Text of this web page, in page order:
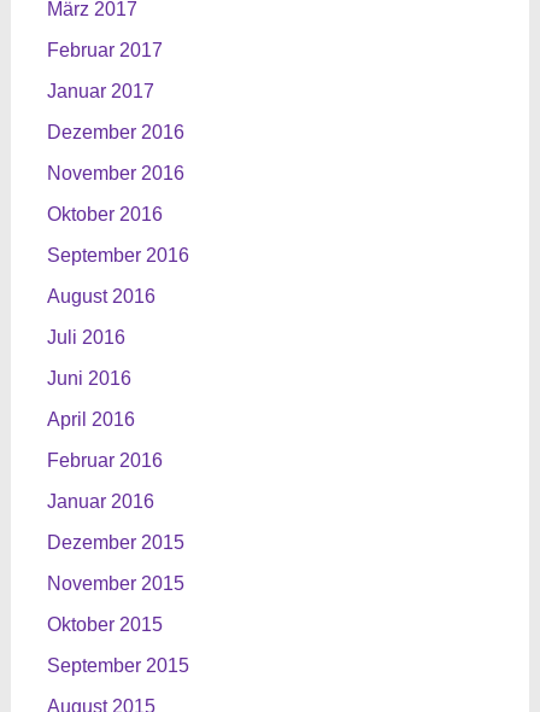
März 2017
Februar 2017
Januar 2017
Dezember 2016
November 2016
Oktober 2016
September 2016
August 2016
Juli 2016
Juni 2016
April 2016
Februar 2016
Januar 2016
Dezember 2015
November 2015
Oktober 2015
September 2015
August 2015